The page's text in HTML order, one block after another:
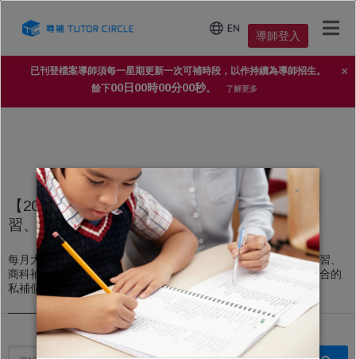
導師登入
×
已刊登檔案導師須每一星期更新一次可補時段，以作持續為導師招生。
餘下00日00時00分00秒。 了解更多
×
【2025年家長導師信賴 No.1 補習平台】上門補
習、私人補習個案
每月大量上門補習、私人補習個案，不論DSE文科補習、理科補習、
商科補習，還是高中、初中、小學補習，導師都能即時配對到適合的
私補個案。